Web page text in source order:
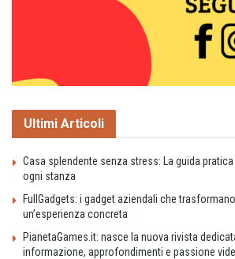
Ultimi Articoli
Casa splendente senza stress: La guida
ogni stanza
FullGadgets: i gadget aziendali che
un’esperienza concreta
PianetaGames.it: nasce la nuova rivista
informazione, approfondimenti e passione